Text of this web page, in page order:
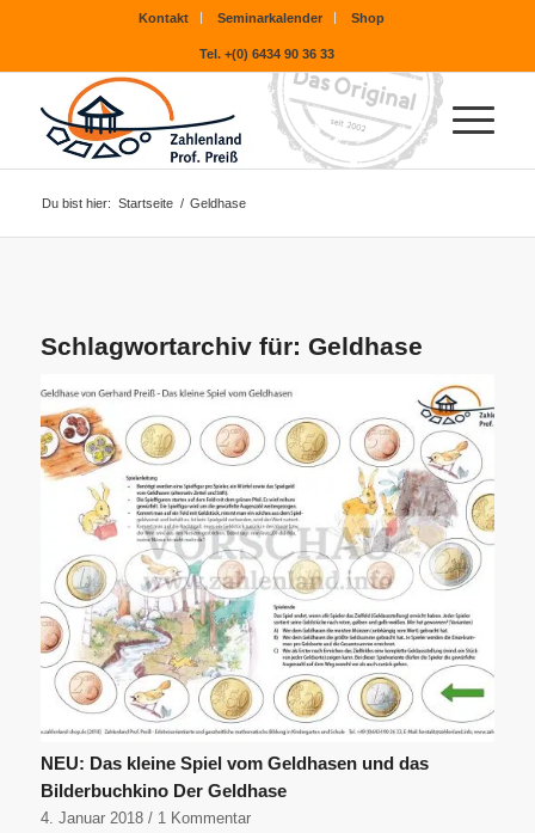
Kontakt Seminarkalender Shop
Tel. +(0) 6434 90 36 33
Du bist hier: Startseite / Geldhase
Schlagwortarchiv für: Geldhase
NEU: Das kleine Spiel vom Geldhasen und das
Bilderbuchkino Der Geldhase
4. Januar 2018 / 1 Kommentar